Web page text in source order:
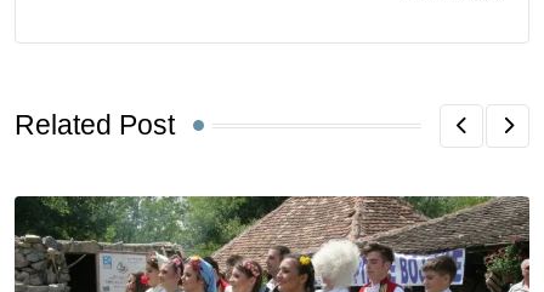
Related Post